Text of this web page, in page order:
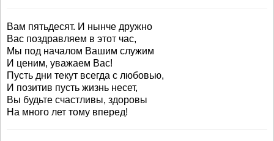
Вам пятьдесят. И нынче дружно
Вас поздравляем в этот час,
Мы под началом Вашим служим
И ценим, уважаем Вас!
Пусть дни текут всегда с любовью,
И позитив пусть жизнь несет,
Вы будьте счастливы, здоровы
На много лет тому вперед!